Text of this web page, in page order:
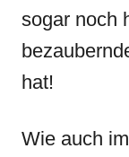
sogar noch
hat!
Wie auch